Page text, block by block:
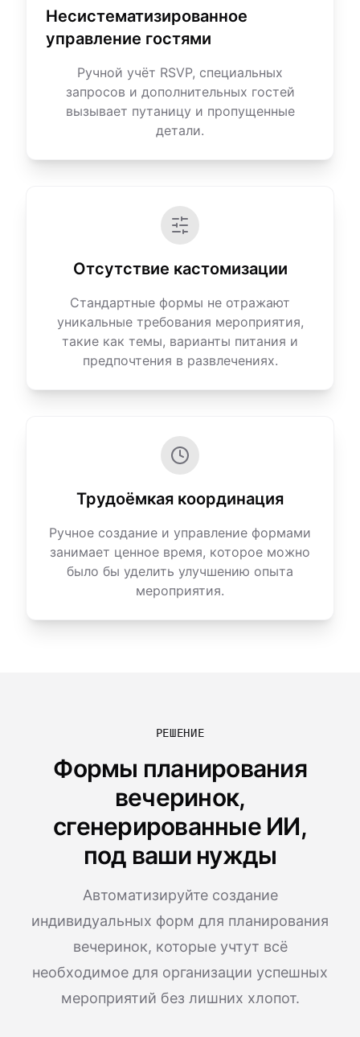
Несистематизированное
управление гостями
Ручной учёт RSVP, специальных
запросов и дополнительных гостей
вызывает путаницу и пропущенные
детали.
Отсутствие кастомизации
Стандартные формы не отражают
уникальные требования мероприятия,
такие как темы, варианты питания и
предпочтения в развлечениях.
Трудоёмкая координация
Ручное создание и управление формами
занимает ценное время, которое можно
было бы уделить улучшению опыта
мероприятия.
РЕШЕНИЕ
Формы планирования
вечеринок,
сгенерированные ИИ,
под ваши нужды
Автоматизируйте создание
индивидуальных форм для планирования
вечеринок, которые учтут всё
необходимое для организации успешных
мероприятий без лишних хлопот.